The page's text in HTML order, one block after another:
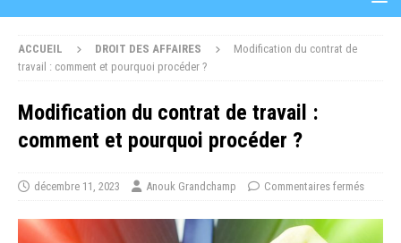
ACCUEIL DROIT DES AFFAIRES
Modification du contrat de
travail : comment et pourquoi procéder ?
Modification du contrat de travail :
comment et pourquoi procéder ?
décembre 11, 2023 Anouk Grandchamp Commentaires fermés